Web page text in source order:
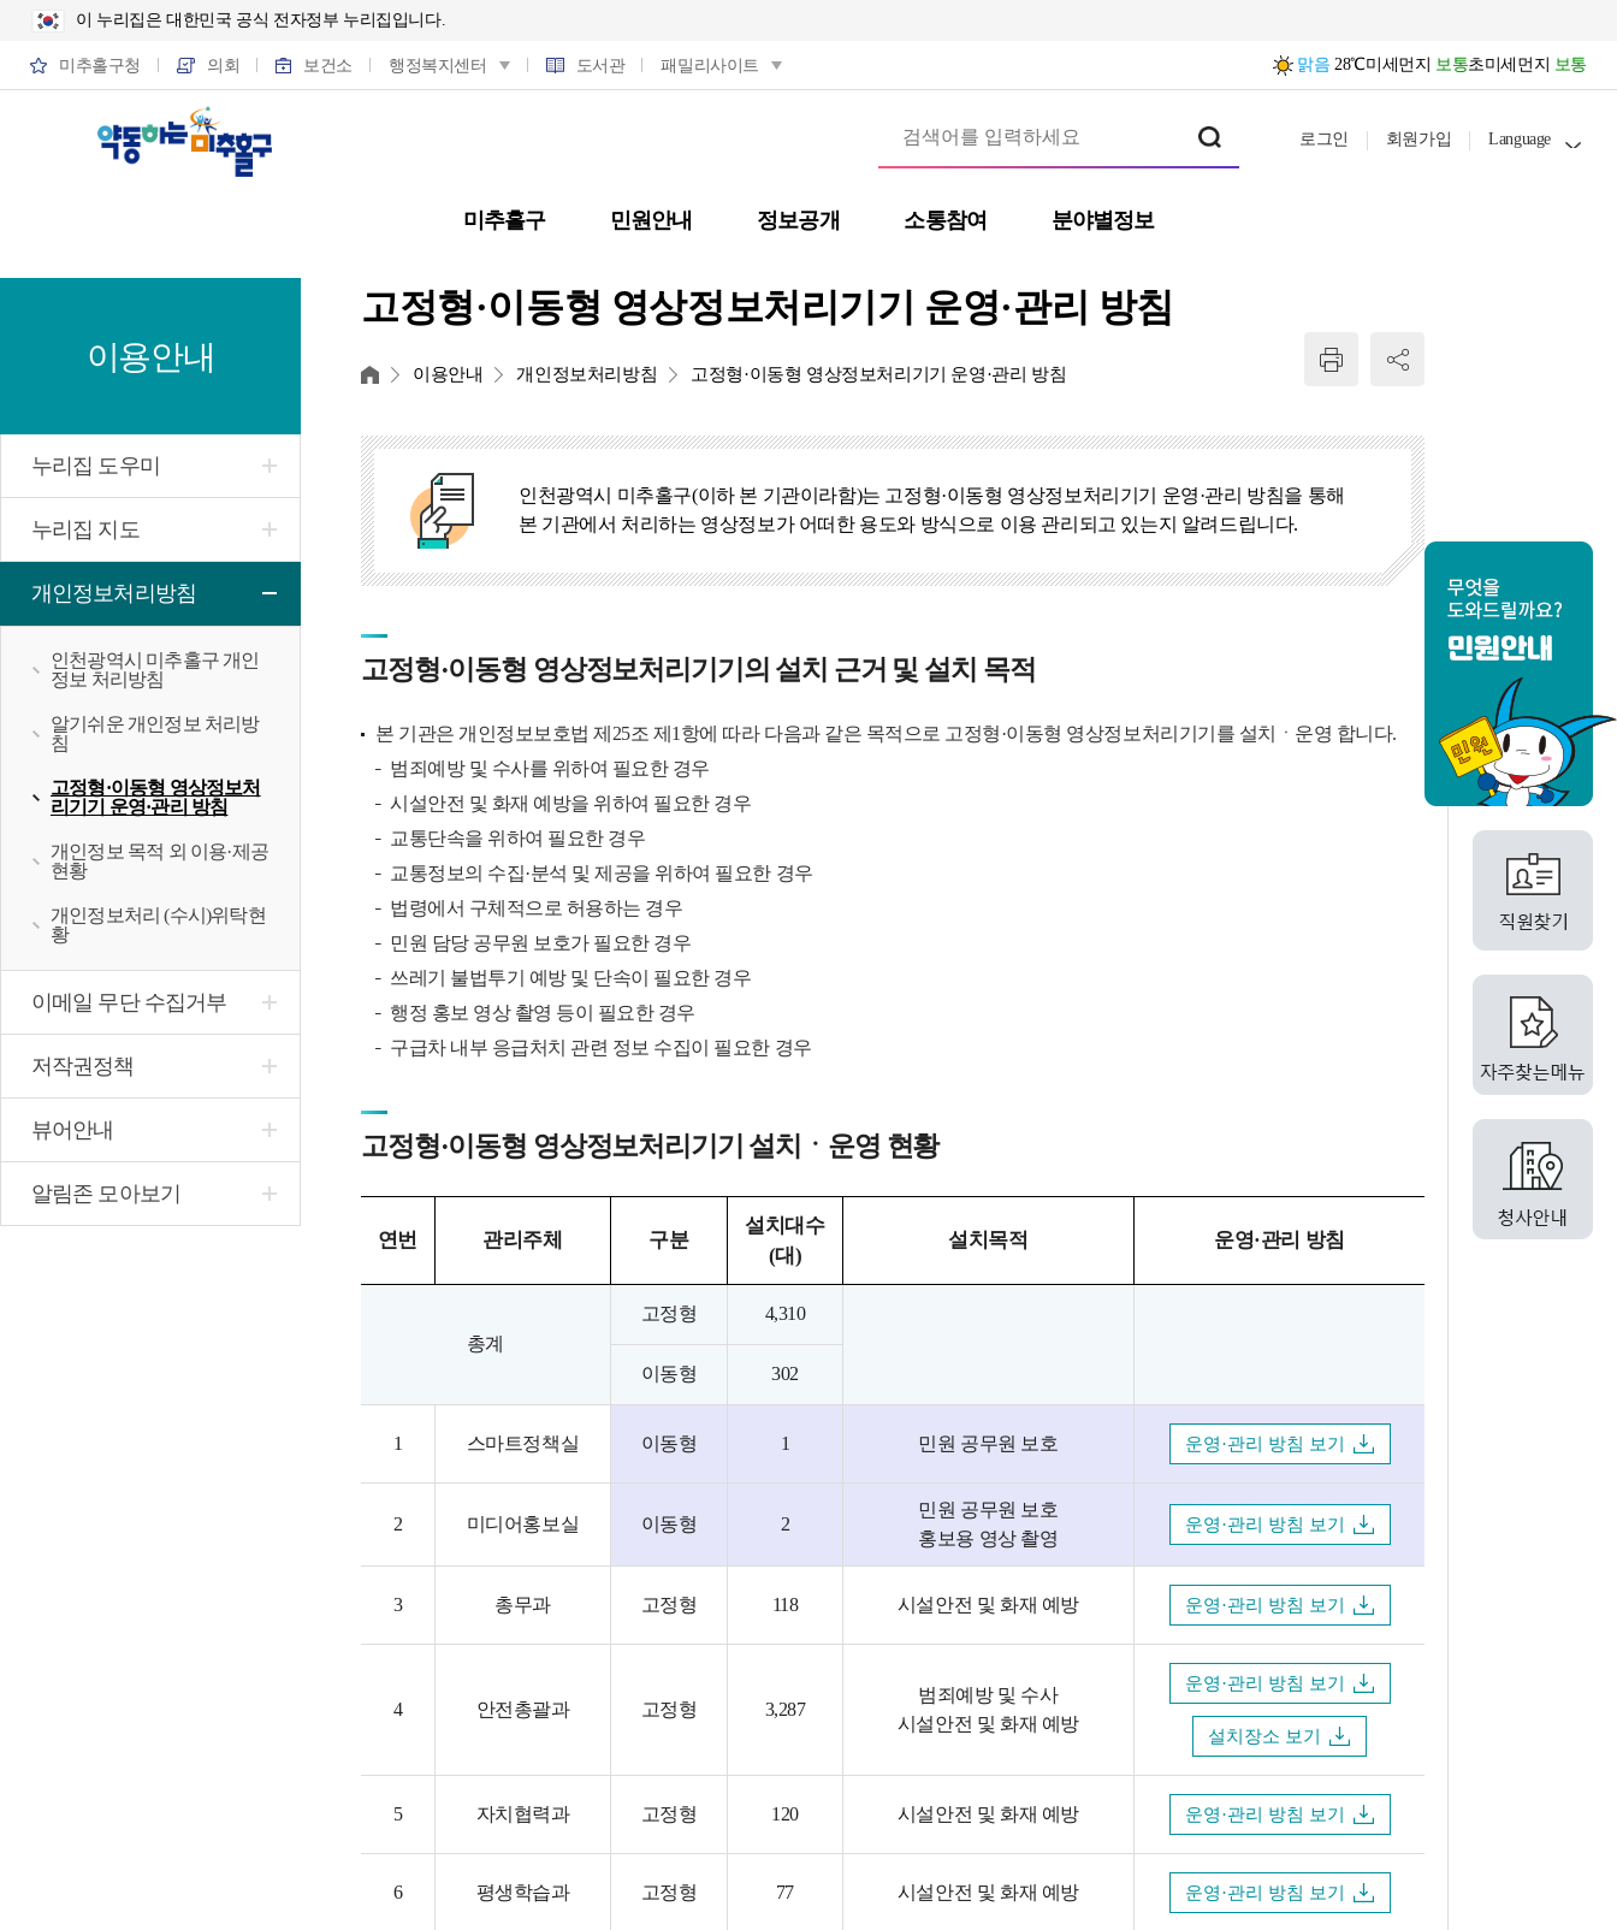
이 누리집은 대한민국 공식 전자정부 누리집입니다.
미추홀구청 의회 보건소 행정복지센터 도서관 패밀리사이트 맑음 28℃미세먼지 보통초미세먼지 보통
미추홀구 민원안내 정보공개 소통참여 분야별정보
로그인 회원가입 Language
이용안내
누리집 도우미
누리집 지도
개인정보처리방침
인천광역시 미추홀구 개인
정보 처리방침
알기쉬운 개인정보 처리방
침
고정형·이동형 영상정보처
리기기 운영·관리 방침
개인정보 목적 외 이용·제공
현황
개인정보처리 (수시)위탁현
황
이메일 무단 수집거부
저작권정책
뷰어안내
알림존 모아보기
고정형·이동형 영상정보처리기기 운영·관리 방침
홈 이용안내 개인정보처리방침 고정형·이동형 영상정보처리기기 운영·관리 방침
인천광역시 미추홀구(이하 본 기관이라함)는 고정형·이동형 영상정보처리기기 운영·관리 방침을 통해
본 기관에서 처리하는 영상정보가 어떠한 용도와 방식으로 이용 관리되고 있는지 알려드립니다.
고정형·이동형 영상정보처리기기의 설치 근거 및 설치 목적
본 기관은 개인정보보호법 제25조 제1항에 따라 다음과 같은 목적으로 고정형·이동형 영상정보처리기기를 설치ㆍ운영 합니다.
범죄예방 및 수사를 위하여 필요한 경우
시설안전 및 화재 예방을 위하여 필요한 경우
교통단속을 위하여 필요한 경우
교통정보의 수집·분석 및 제공을 위하여 필요한 경우
법령에서 구체적으로 허용하는 경우
민원 담당 공무원 보호가 필요한 경우
쓰레기 불법투기 예방 및 단속이 필요한 경우
행정 홍보 영상 촬영 등이 필요한 경우
구급차 내부 응급처치 관련 정보 수집이 필요한 경우
고정형·이동형 영상정보처리기기 설치ㆍ운영 현황
연번 관리주체 구분
설치대수
(대)
설치목적 운영·관리 방침
총계
고정형 4,310
이동형 302
1 스마트정책실 이동형 1 민원 공무원 보호 운영·관리 방침 보기
2 미디어홍보실 이동형 2
민원 공무원 보호
홍보용 영상 촬영
운영·관리 방침 보기
3 총무과 고정형 118 시설안전 및 화재 예방 운영·관리 방침 보기
4 안전총괄과 고정형 3,287
범죄예방 및 수사
시설안전 및 화재 예방
운영·관리 방침 보기
설치장소 보기
5 자치협력과 고정형 120 시설안전 및 화재 예방 운영·관리 방침 보기
6 평생학습과 고정형 77 시설안전 및 화재 예방 운영·관리 방침 보기